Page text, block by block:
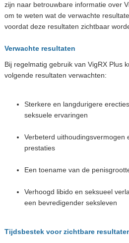
zijn naar betrouwbare informatie over
om te weten wat de verwachte
voordat deze resultaten zichtbaar
Verwachte resultaten
Bij regelmatig gebruik van VigRX Plus
volgende resultaten verwachten:
Sterkere en langdurigere
seksuele ervaringen
Verbeterd uithoudingsvermogen
prestaties
Een toename van de
Verhoogd libido en seksueel
een bevredigender seksleven
Tijdsbestek voor zichtbare